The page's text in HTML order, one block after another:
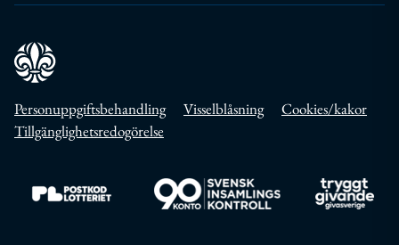
Personuppgiftsbehandling Visselblåsning
Cookies/kakor
Tillgänglighetsredogörelse
Till https://www.postkodlotteriet.se/Till https://www.insamlingskontroll.se/
Till https://